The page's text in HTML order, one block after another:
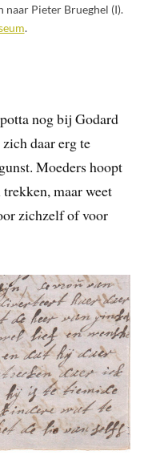
naar Pieter Brueghel (I).
.
nog bij Godard
daar erg te
Moeders hoopt
maar weet
zichzelf of voor